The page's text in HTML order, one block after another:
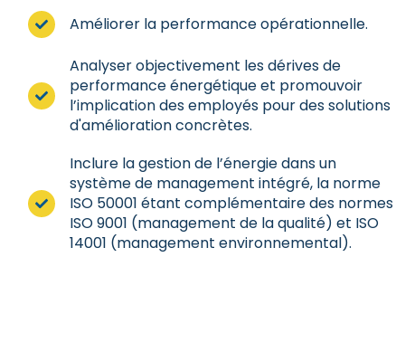
Améliorer la performance opérationnelle.
Analyser objectivement les dérives de
performance énergétique et promouvoir
l’implication des employés pour des solutions
d'amélioration concrètes.
Inclure la gestion de l’énergie dans un
système de management intégré, la norme
ISO 50001 étant complémentaire des normes
ISO 9001 (management de la qualité) et ISO
14001 (management environnemental).